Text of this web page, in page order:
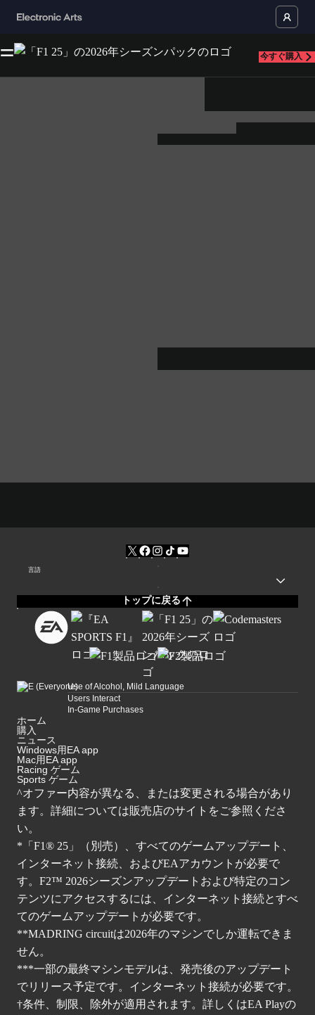
今すぐ購入
言語
トップに戻る
Use of Alcohol, Mild Language
Users Interact
In-Game Purchases
ホーム
購入
ニュース
Windows用EA app
Mac用EA app
Racing ゲーム
Sports ゲーム
^オファー内容が異なる、または変更される場合があり
ます。詳細については販売店のサイトをご参照くださ
い。
*「F1® 25」（別売）、すべてのゲームアップデート、
インターネット接続、およびEAアカウントが必要で
す。F2™ 2026シーズンアップデートおよび特定のコン
テンツにアクセスするには、インターネット接続とすべ
てのゲームアップデートが必要です。
**MADRING circuitは2026年のマシンでしか運転できま
せん。
***一部の最終マシンモデルは、発売後のアップデート
でリリース予定です。インターネット接続が必要です。
†条件、制限、除外が適用されます。詳しくはEA Playの